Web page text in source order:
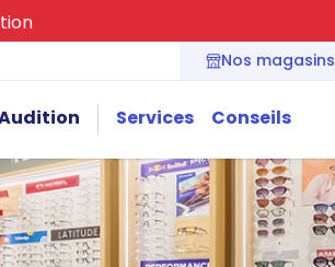
Nos magasins
Services Conseils